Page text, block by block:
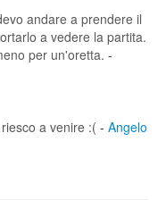
andare a prendere il
a vedere la partita.
per un'oretta. -
a venire :( - Angelo